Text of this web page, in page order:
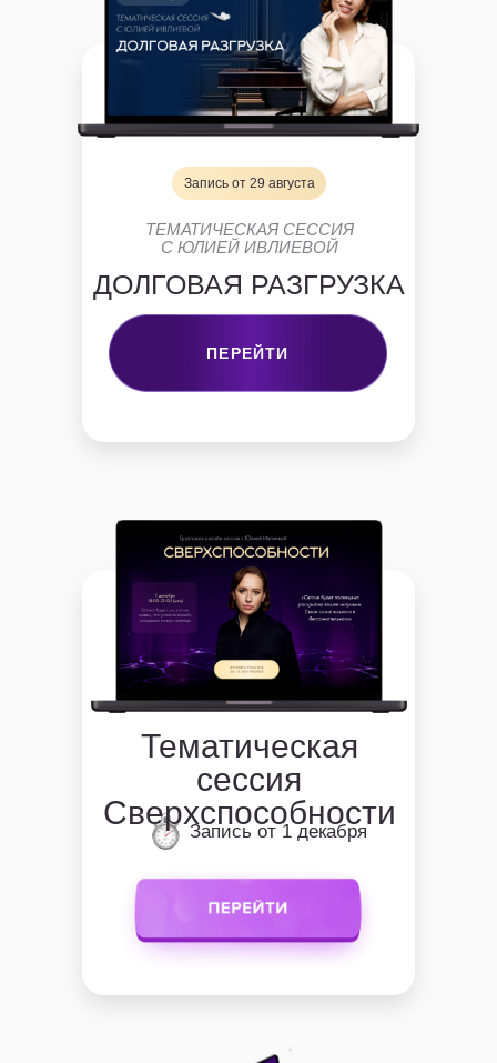
ДОЛГОВАЯ РАЗГРУЗКА
ТЕМАТИЧЕСКАЯ СЕССИЯ
С ЮЛИЕЙ ИВЛИЕВОЙ
ПЕРЕЙТИ
Запись от 29 августа
Запись от 1 декабря
Тематическая
сессия
Сверхспособности